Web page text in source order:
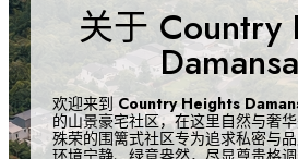
关于 Country
欢迎来到 Country Heights
的山景豪宅社区，在这里自然与奢
殊荣的围篱式社区专为追求私密与